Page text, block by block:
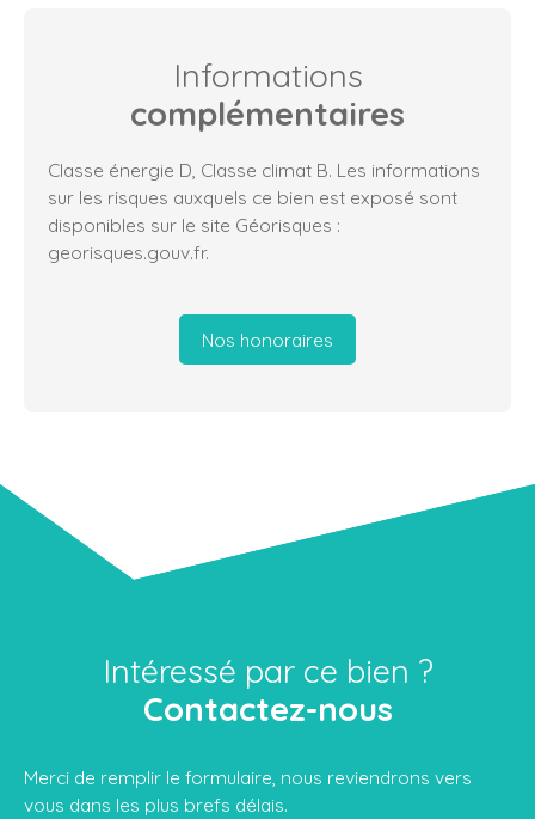
Informations
complémentaires
Classe énergie D, Classe climat B. Les informations
sur les risques auxquels ce bien est exposé sont
disponibles sur le site Géorisques :
georisques.gouv.fr.
Nos honoraires
Intéressé par ce bien ?
Contactez-nous
Merci de remplir le formulaire, nous reviendrons vers
vous dans les plus brefs délais.